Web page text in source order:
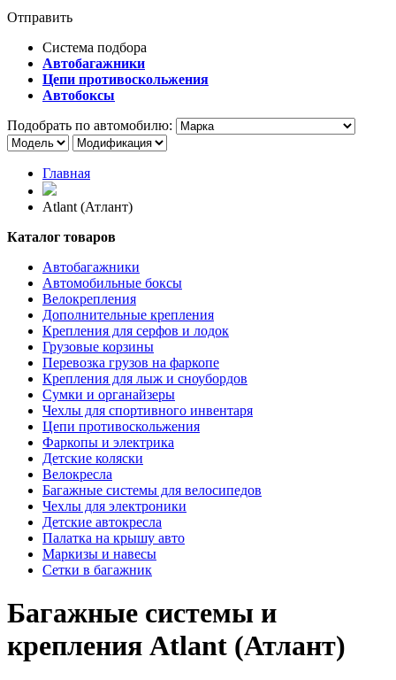
Отправить
Система подбора
Автобагажники
Цепи противоскольжения
Автобоксы
Подобрать по автомобилю:
Главная
Atlant (Атлант)
Каталог товаров
Автобагажники
Автомобильные боксы
Велокрепления
Дополнительные крепления
Крепления для серфов и лодок
Грузовые корзины
Перевозка грузов на фаркопе
Крепления для лыж и сноубордов
Сумки и органайзеры
Чехлы для спортивного инвентаря
Цепи противоскольжения
Фаркопы и электрика
Детские коляски
Велокресла
Багажные системы для велосипедов
Чехлы для электроники
Детские автокресла
Палатка на крышу авто
Маркизы и навесы
Сетки в багажник
Багажные системы и
крепления Atlant (Атлант)